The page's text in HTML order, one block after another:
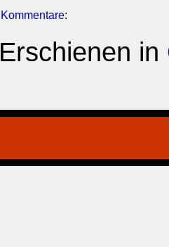
Kommentare:
Erschienen in